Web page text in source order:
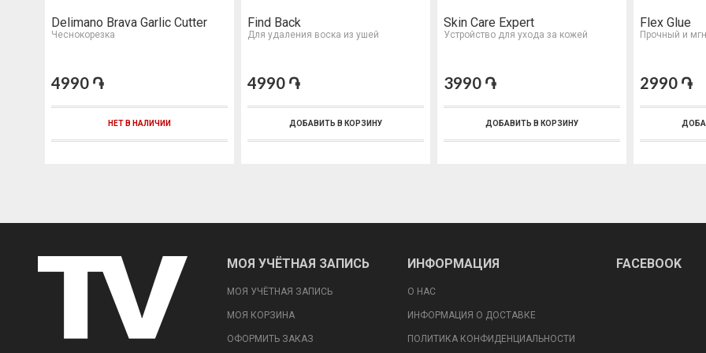
Delimano Brava Garlic Cutter
Чеснокорезка
4990 ֏
НЕТ В НАЛИЧИИ
Find Back
Для удаления воска из ушей
4990 ֏
ДОБАВИТЬ В КОРЗИНУ
Skin Care Expert
Устройство для ухода за кожей
3990 ֏
ДОБАВИТЬ В КОРЗИНУ
Flex Glue
Прочный и
2990 ֏
МОЯ УЧЁТНАЯ ЗАПИСЬ
МОЯ УЧЁТНАЯ ЗАПИСЬ
МОЯ КОРЗИНА
ОФОРМИТЬ ЗАКАЗ
ИНФОРМАЦИЯ
О НАС
ИНФОРМАЦИЯ О ДОСТАВКЕ
ПОЛИТИКА КОНФИДЕНЦИАЛЬНОСТИ
FACEBOOK